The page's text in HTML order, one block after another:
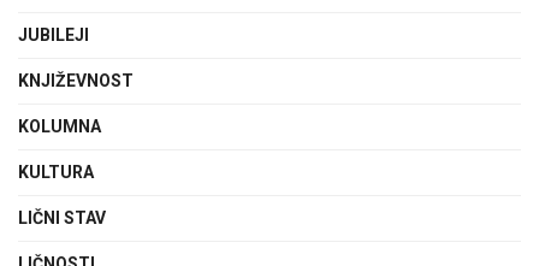
JUBILEJI
KNJIŽEVNOST
KOLUMNA
KULTURA
LIČNI STAV